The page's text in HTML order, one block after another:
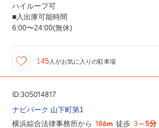
ハイルーフ可
■入出庫可能時間
6:00〜24:00(無休)
145 人がお気に入りの駐車場
ID:305014817
ナビパーク 山下町第1
横浜綜合法律事務所から 186m 徒歩 3～5分